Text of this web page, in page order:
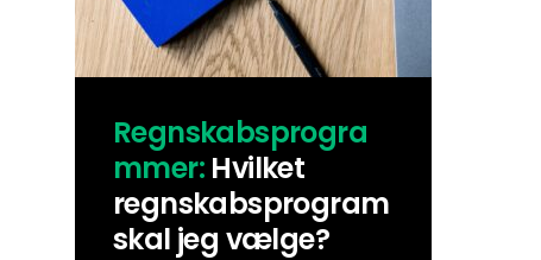
Regnskabsprogra
mmer: Hvilket
regnskabsprogram
skal jeg vælge?